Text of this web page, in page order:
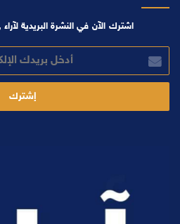
اشترك الآن في النشرة البريدية
بريدك
الإلكتروني